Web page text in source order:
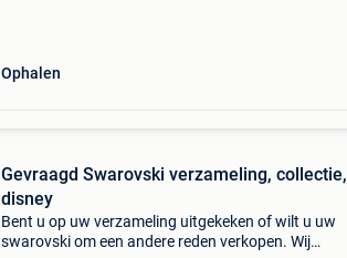
Ophalen
Gevraagd Swarovski verzameling, collectie,
disney
Bent u op uw verzameling uitgekeken of wilt u uw
swarovski om een andere reden verkopen. Wij